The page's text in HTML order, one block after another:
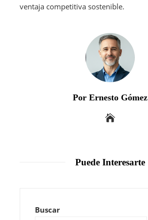
ventaja competitiva sostenible.
Por Ernesto Gómez
Puede Interesarte
Buscar